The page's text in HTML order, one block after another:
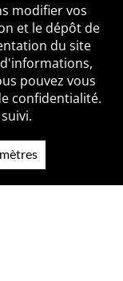
Accessibilité
Contact
modifier vos
et le dépôt de
du site
pouvez vous
confidentialité.